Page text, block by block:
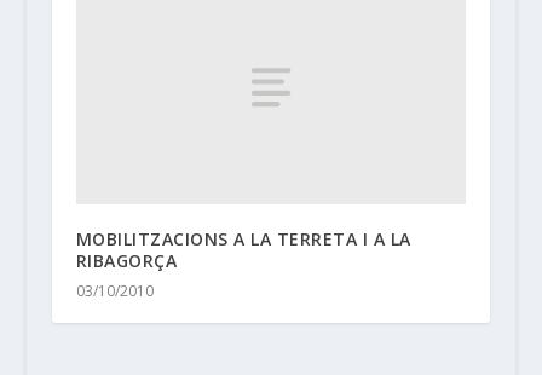
MOBILITZACIONS A LA TERRETA I A LA
RIBAGORÇA
03/10/2010